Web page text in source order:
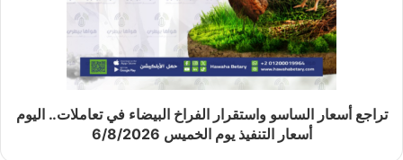
تراجع أسعار الساسو واستقرار الفراخ البيضاء في تعاملات.. اليوم
أسعار التنفيذ يوم الخميس 6/8/2026